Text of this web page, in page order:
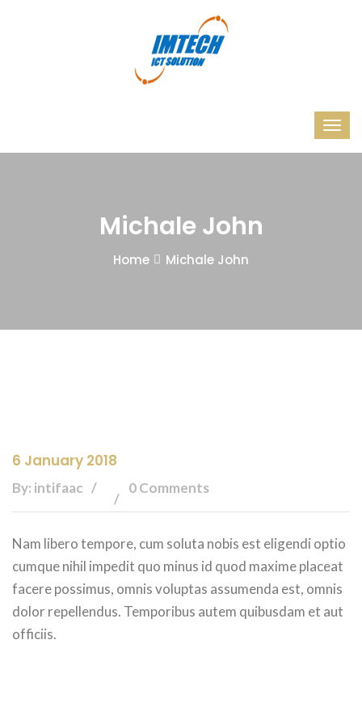
Michale John
Home Michale John
6 January 2018
By: intifaac 0 Comments
Nam libero tempore, cum soluta nobis est eligendi optio
cumque nihil impedit quo minus id quod maxime placeat
facere possimus, omnis voluptas assumenda est, omnis
dolor repellendus. Temporibus autem quibusdam et aut
officiis.